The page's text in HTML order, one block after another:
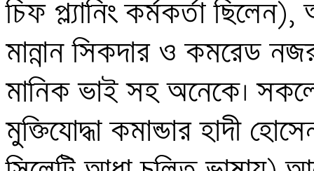
চিফ প্ল্যানিং কর্মকর্তা
মান্নান সিকদার ও কমরেড
মানিক ভাই সহ অনেকে।
মুক্তিযোদ্ধা কমান্ডার হাদী